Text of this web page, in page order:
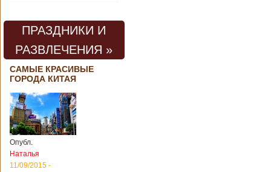
ПРАЗДНИКИ И
РАЗВЛЕЧЕНИЯ »
САМЫЕ КРАСИВЫЕ
ГОРОДА КИТАЯ
Опубл.
Наталья
11/09/2015 -